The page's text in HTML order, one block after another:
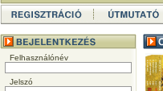
Felhasználónév
Jelszó